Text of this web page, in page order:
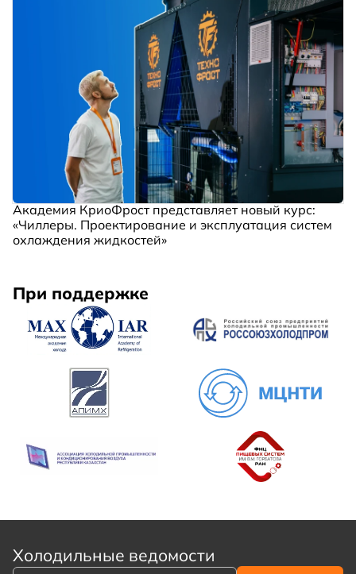
Академия КриоФрост представляет новый курс:
«Чиллеры. Проектирование и эксплуатация систем
охлаждения жидкостей»
При поддержке
Холодильные ведомости